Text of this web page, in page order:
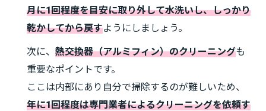
月に1回程度を目安に取り外して水洗いし、しっかり
乾かしてから戻すようにしましょう。
次に、 熱交換器（アルミフィン）のクリーニングも
重要なポイントです。
ここは内部にあり自分で掃除するのが難しいため、
年に1回程度は専門業者によるクリーニングを依頼す